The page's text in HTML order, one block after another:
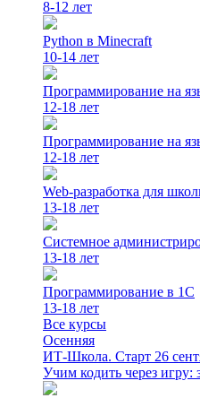
8-12 лет
Python в Minecraft
10-14 лет
Программирование на
12-18 лет
Программирование на
12-18 лет
Web-разработка для
13-18 лет
Системное
13-18 лет
Программирование в 1С
13-18 лет
Все курсы
Осенняя
ИТ-Школа. Старт 26
Учим кодить через игру: